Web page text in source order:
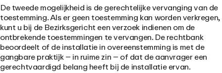
De tweede mogelijkheid isde gerechtelijke vervanging van de
toestemming. Als er geen toestemming kan worden verkregen,
kunt u bij de Bezirksgericht een verzoek indienen om de
ontbrekende toestemmingen te vervangen. De rechtbank
beoordeelt of de installatie in overeenstemming is met de
gangbare praktijk – in ruime zin – of dat de aanvrager een
gerechtvaardigd belang heeft bij de installatie ervan.